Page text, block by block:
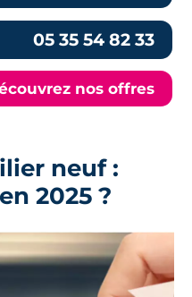
05 35 54 82 33
nos offres
neuf :
2025 ?